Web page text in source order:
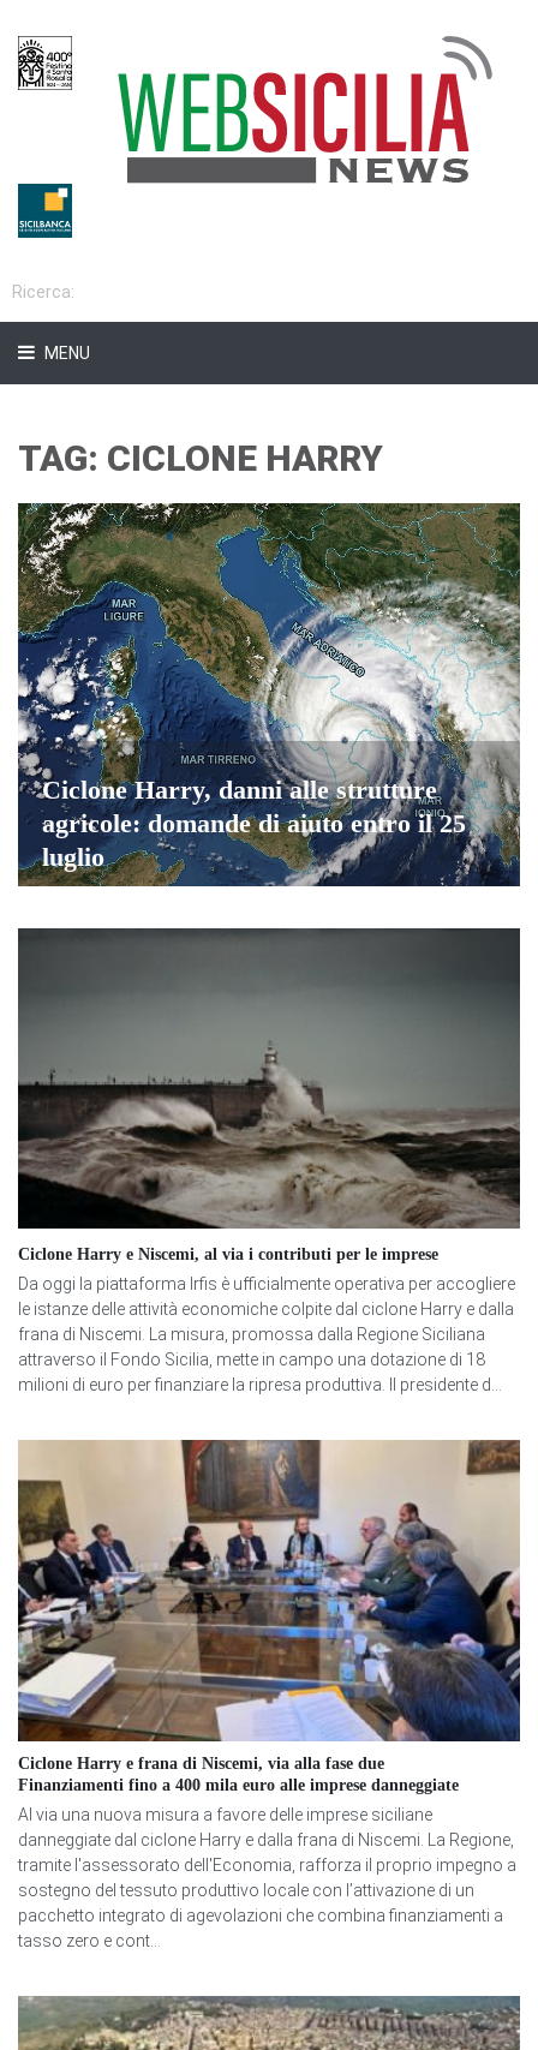
MENU
TAG: CICLONE HARRY
Ciclone Harry, danni alle strutture
agricole: domande di aiuto entro il 25
luglio
Ciclone Harry e Niscemi, al via i contributi per le imprese
Da oggi la piattaforma Irfis è ufficialmente operativa per accogliere
le istanze delle attività economiche colpite dal ciclone Harry e dalla
frana di Niscemi. La misura, promossa dalla Regione Siciliana
attraverso il Fondo Sicilia, mette in campo una dotazione di 18
milioni di euro per finanziare la ripresa produttiva. Il presidente d...
Ciclone Harry e frana di Niscemi, via alla fase due
Finanziamenti fino a 400 mila euro alle imprese danneggiate
Al via una nuova misura a favore delle imprese siciliane
danneggiate dal ciclone Harry e dalla frana di Niscemi. La Regione,
tramite l'assessorato dell'Economia, rafforza il proprio impegno a
sostegno del tessuto produttivo locale con l’attivazione di un
pacchetto integrato di agevolazioni che combina finanziamenti a
tasso zero e cont...